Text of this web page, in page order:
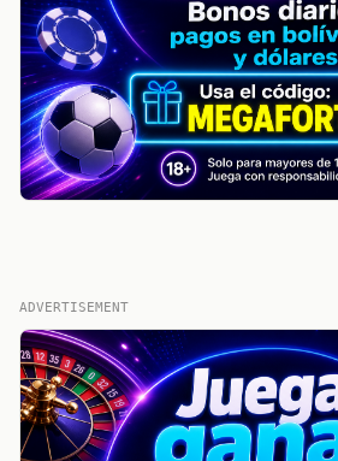
ADVERTISEMENT